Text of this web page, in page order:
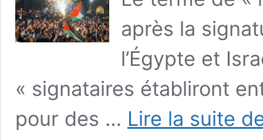
après la
l’Égypte et
« signataires établiront
pour des … Lire la suite